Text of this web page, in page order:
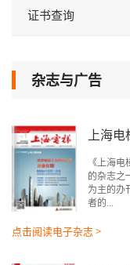
证书查询
杂志与广告
上海电
《上海
的杂志之
为主的办
者的...
点击阅读电子杂志 >